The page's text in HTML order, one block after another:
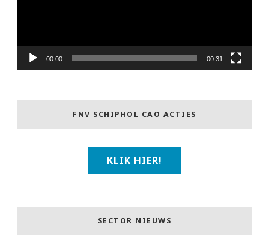
00:00 00:31
FNV SCHIPHOL CAO ACTIES
KLIK HIER!
SECTOR NIEUWS